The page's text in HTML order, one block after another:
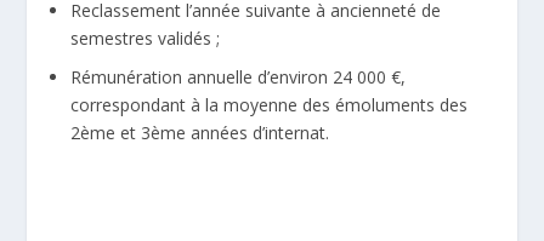
Reclassement l’année suivante à ancienneté de
semestres validés ;
Rémunération annuelle d’environ 24 000 €,
correspondant à la moyenne des émoluments des
2ème et 3ème années d’internat.